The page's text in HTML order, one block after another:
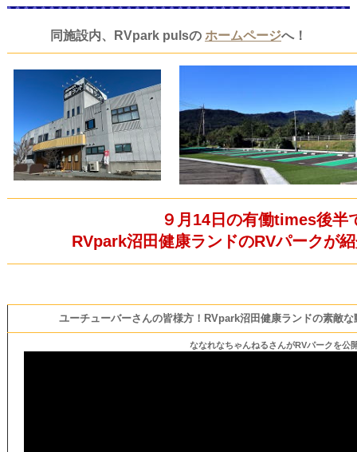
同施設内、RVpark pulsの ホームページへ！
９月14日の有働times後半
RVpark沼田健康ランドのRVパークが
ユーチューバーさんの皆様方！RVpark沼田健康ランドの素敵
ななれなちゃんねるさんがRVパークを公